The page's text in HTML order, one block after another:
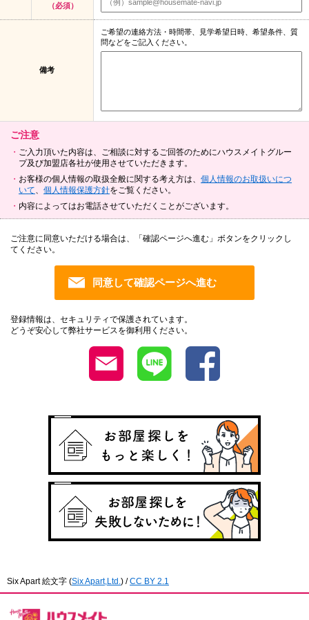
（必須）
備考
ご希望の連絡方法・時間帯、見学希望日時、希望条件、質
問などをご記入ください。
ご注意
ご入力頂いた内容は、ご相談に対するご回答のためにハウスメイトグルー
プ及び加盟店各社が使用させていただきます。
お客様の個人情報の取扱全般に関する考え方は、 個人情報のお取扱いにつ
いて
個人情報保護方針をご覧ください。
内容によってはお電話させていただくことがございます。
ご注意に同意いただける場合は、「確認ページへ進む」ボタンをクリックし
てください。
登録情報は、セキュリティで保護されています。
どうぞ安心して弊社サービスを御利用ください。
Six Apart 絵文字 (Six Apart,Ltd. ) /CC BY 2.1